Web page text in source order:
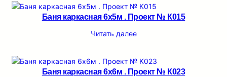
Баня каркасная 6х5м . Проект № К015
Читать далее
Баня каркасная 6х6м . Проект № К023